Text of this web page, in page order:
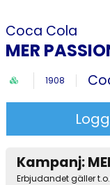
Coca Cola
MER
1908
Kampanj:
Erbjudandet gäller